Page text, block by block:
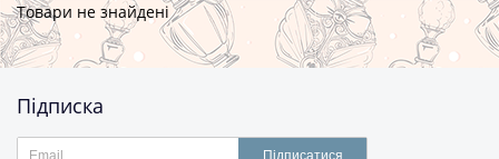
Товари не знайдені
Підписка
Підписатися